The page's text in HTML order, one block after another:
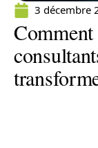
3 décembre